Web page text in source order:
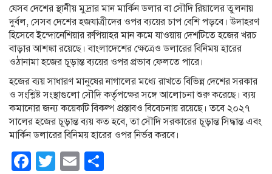
যেসব দেশের স্থানীয় মুদ্রার মান মার্কিন ডলার বা সৌদি রিয়ালের তুলনায়
দুর্বল, সেসব দেশের হজযাত্রীদের ওপর ব্যয়ের চাপ বেশি পড়বে। উদাহরণ
হিসেবে ইন্দোনেশিয়ার রুপিয়াহর মান কমে যাওয়ায় দেশটিতে হজের খরচ
বাড়ার আশঙ্কা রয়েছে। বাংলাদেশের ক্ষেত্রেও ডলারের বিনিময় হারের
ওঠানামা হজের চূড়ান্ত ব্যয়ের ওপর প্রভাব ফেলতে পারে।
হজের ব্যয় সাধারণ মানুষের নাগালের মধ্যে রাখতে বিভিন্ন দেশের সরকার
ও সংশ্লিষ্ট সংস্থাগুলো সৌদি কর্তৃপক্ষের সঙ্গে আলোচনা শুরু করেছে। ব্যয়
কমানোর জন্য কয়েকটি বিকল্প প্রস্তাবও বিবেচনায় রয়েছে। তবে ২০২৭
সালের হজের চূড়ান্ত ব্যয় কত হবে, তা সৌদি সরকারের চূড়ান্ত সিদ্ধান্ত এবং
মার্কিন ডলারের বিনিময় হারের ওপর নির্ভর করবে।
Facebook
Twitter
Email